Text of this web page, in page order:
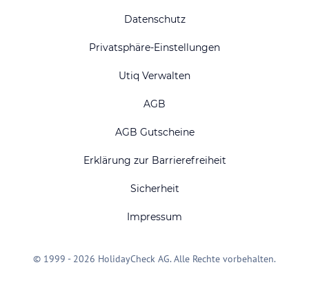
Datenschutz
Privatsphäre-Einstellungen
Utiq Verwalten
AGB
AGB Gutscheine
Erklärung zur Barrierefreiheit
Sicherheit
Impressum
© 1999 - 2026 HolidayCheck AG. Alle Rechte vorbehalten.